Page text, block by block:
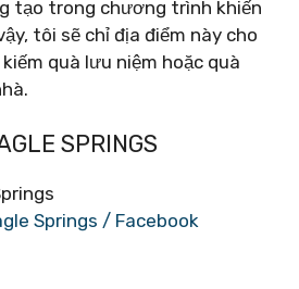
tạo trong chương trình khiến
tôi sẽ chỉ địa điểm này cho
quà lưu niệm hoặc quà
SPRINGS
Springs / Facebook